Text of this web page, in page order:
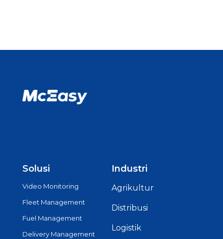
Solusi
Video Monitoring
Fleet Management
Fuel Management
Delivery Management
Industri
Agrikultur
Distribusi
Logistik